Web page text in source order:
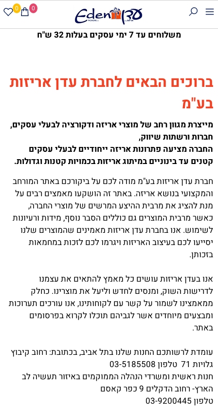
משלוחים עד 7 ימי עסקים בעלות 32 ש"ח
0 0
ברוכים הבאים לחברת עדן אריזות
בע"מ
מייצרת מגוון רחב של מוצרי אריזה ודקורציה לבעלי עסקים,
חברות ורשתות שיווק,
החברה מציעה פתרונות אריזה ייחודיים לבעלי עסקים
קטנים עד בינוניים במיתוג אריזותבכמויות קטנות וגדולות.
חברת עדן אריזות בע"מ מודה לכם על ביקורכם באתר המורחב
והמקצועי בנושא אריזה. באתר זה הושקעו מאמצים רבים על
מנת להציג את מרבית ההיצע המרשים של מוצרי החברה,
כאשר מרבית המוצרים גם כוללים הסבר נוסף, מידות ורעיונות
לשימוש. אנו בחברת עדן אריזות מאמינים שהמוצרים שלנו
יסייעו לכם בעיצוב האריזות ויגרמו לכם לזכות במחמאות
בזכותן.
אנו בעדן אריזות עושים כל מאמץ להתאים את עצמנו
לדרישות השוק, ומנסים לחדש וליעל את מוצרינו. כחלק
ממאמצינו לשמור על קשר עם לקוחותינו, אנו עורכים תערוכות
ומבצעים מיוחדים אשר לגביהם תוכלו לקרוא בפרסומים
באתר.
עומדת לרשותכם החנות שלנו בתל אביב, בכתובת: רחוב קיבוץ
גלויות 71 טלפון 03-5185508
חנות ראשית ומשרדי הנהלה הממוקמים באיזור תעשיה לב
הארץ- רחוב הדקלים 9 כפר קאסם
טלפון 03-9200445